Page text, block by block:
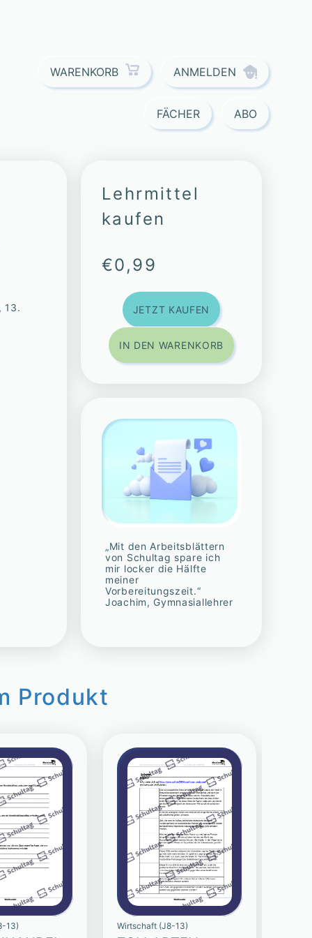
WARENKORB ANMELDEN
FÄCHER ABO
13.
Lehrmittel
kaufen
€0,99
JETZT KAUFEN
IN DEN WARENKORB
„Mit den Arbeitsblättern
von Schultag spare ich
mir locker die Hälfte
meiner
Vorbereitungszeit.“
Joachim, Gymnasiallehrer
Produkt
13) Wirtschaft (J8-13)